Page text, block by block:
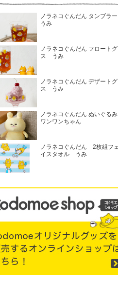
ノラネコぐんだん タンブラー
うみ
ノラネコぐんだん フロートグ
ス うみ
ノラネコぐんだん デザートグ
ス うみ
ノラネコぐんだん ぬいぐる
ワンワンちゃん
ノラネコぐんだん 2枚組フ
イスタオル うみ